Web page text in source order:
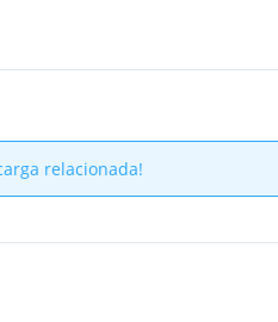
relacionada!